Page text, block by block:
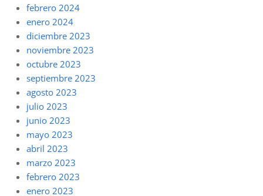
febrero 2024
enero 2024
diciembre 2023
noviembre 2023
octubre 2023
septiembre 2023
agosto 2023
julio 2023
junio 2023
mayo 2023
abril 2023
marzo 2023
febrero 2023
enero 2023